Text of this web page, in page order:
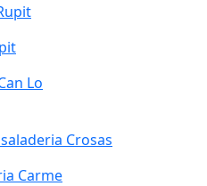
Lo
Lo
Crosas
Crosas
Carme